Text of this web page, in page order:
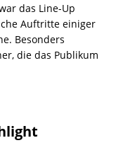
das Line-Up
Auftritte einiger
Besonders
die das Publikum